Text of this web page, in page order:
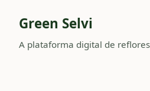
Green Selvi
A plataforma digital de